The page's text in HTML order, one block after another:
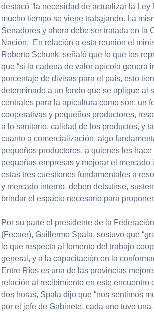
destacó “la necesidad de actualizar la
mucho tiempo se viene trabajando. La
Senadores y ahora debe ser tratada en la
Nación. En relación a esta reunión el
Roberto Schunk, señaló que lo que los
que “si la cadena de valor apícola genera
porcentaje de divisas para el país, esto
determinado a un fondo que se aplique al
centrales para la apicultura como son: un
cooperativas y pequeños productores,
a lo sanitario, calidad de los productos, y
cuanto a comercialización, algo
pequeños productores, a quienes les
pequeñas empresas y mejorar el
estas tres cuestiones fundamentales a
y mercado interno, deben debatirse,
brindar el espacio necesario para
Por su parte el presidente de la
(Fecaer), Guillermo Spala, sostuvo que
lo que respecta al fomento del trabajo
general, y a la capacitación en la
Entre Ríos es una de las provincias
relación al recibimiento en este
dos horas, Spala dijo que “nos sentimos
por el jefe de Gabinete, cada uno tuvo